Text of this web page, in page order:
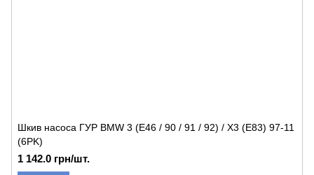
Шкив насоса ГУР BMW 3 (E46 / 90 / 91 / 92) / X3 (E83) 97-11
(6PK)
1 142.0 грн/шт.